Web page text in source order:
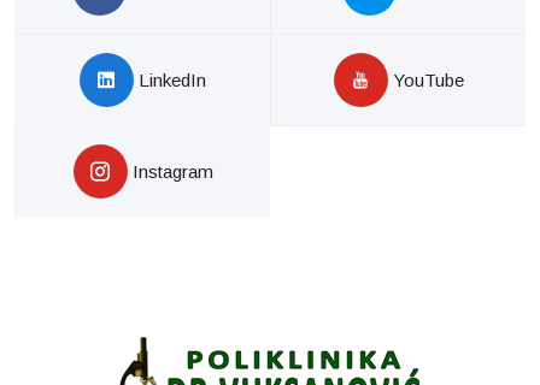
LinkedIn YouTube
Instagram